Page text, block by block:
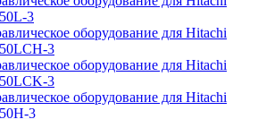
3
оборудование для Hitachi
3
оборудование для Hitachi
3
оборудование для Hitachi
3